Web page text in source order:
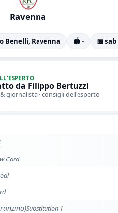
Ravenna
Benelli, Ravenna 🏟️ - 📅
da Filippo Bertuzzi
giornalista · consigli dell'esperto
Card
Substitution 1